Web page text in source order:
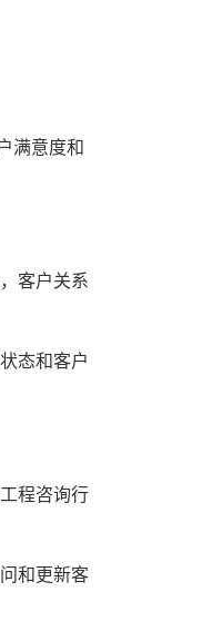
满意度和
客户关系
态和客户
程咨询行
和更新客